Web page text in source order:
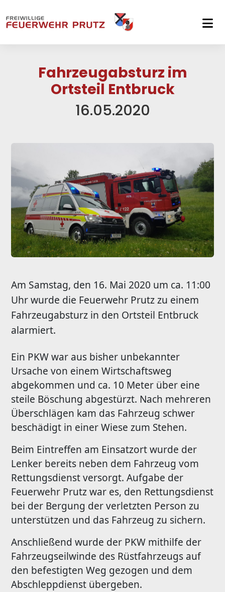
Fahrzeugabsturz im
Ortsteil Entbruck
16.05.2020
Am Samstag, den 16. Mai 2020 um ca. 11:00
Uhr wurde die Feuerwehr Prutz zu einem
Fahrzeugabsturz in den Ortsteil Entbruck
alarmiert.
Ein PKW war aus bisher unbekannter
Ursache von einem Wirtschaftsweg
abgekommen und ca. 10 Meter über eine
steile Böschung abgestürzt. Nach mehreren
Überschlägen kam das Fahrzeug schwer
beschädigt in einer Wiese zum Stehen.
Beim Eintreffen am Einsatzort wurde der
Lenker bereits neben dem Fahrzeug vom
Rettungsdienst versorgt. Aufgabe der
Feuerwehr Prutz war es, den Rettungsdienst
bei der Bergung der verletzten Person zu
unterstützen und das Fahrzeug zu sichern.
Anschließend wurde der PKW mithilfe der
Fahrzeugseilwinde des Rüstfahrzeugs auf
den befestigten Weg gezogen und dem
Abschleppdienst übergeben.